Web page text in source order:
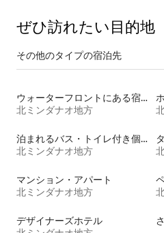
ぜひ訪⁠れ⁠た⁠い目⁠的⁠地
その他のタ⁠イ⁠プ⁠の宿⁠泊⁠先
ウォーターフロントにある宿泊施設
北ミンダナオ地方
泊まれるバス・トイレ付き個室
北ミンダナオ地方
マンション・アパート
北ミンダナオ地方
デザイナーズホテル